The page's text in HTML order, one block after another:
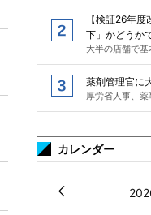
【検証26年
下」かどうか
大半の店舗で基
薬剤管理官に
厚労省人事、
カレンダー